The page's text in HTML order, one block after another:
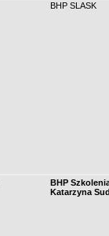
BHP SLASK
BHP
Katarzyna